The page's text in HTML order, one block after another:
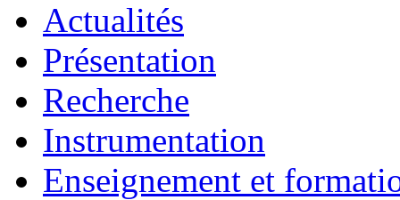
Actualités
Présentation
Recherche
Instrumentation
Enseignement et